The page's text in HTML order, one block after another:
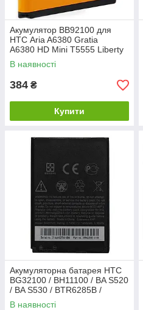
Акумулятор BB92100 для
HTC Aria A6380 Gratia
A6380 HD Mini T5555 Liberty
A6366 Photon T5555
В наявності
384 ₴
Купити
Акумуляторна батарея HTC
BG32100 / BH11100 / BA S520
/ BA S530 / BTR6285B /
BTR6410B (1500 mAh)
В наявності